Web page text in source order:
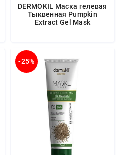
DERMOKIL Маска гелевая
Тыквенная Pumpkin
Extract Gel Mask
-25%